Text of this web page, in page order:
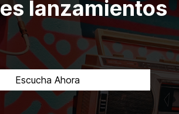
lanzamientos
Escucha Ahora